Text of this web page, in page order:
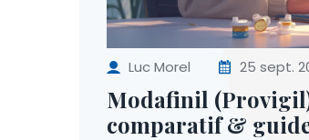
Luc Morel 25 sept.
Modafinil
comparatif &